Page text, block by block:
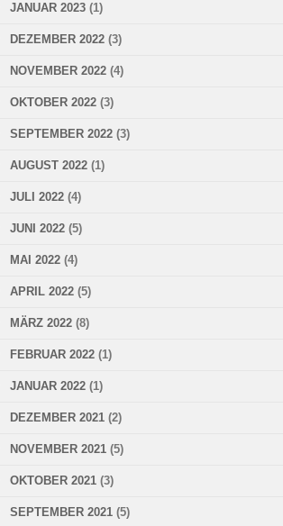
JANUAR 2023 (1)
DEZEMBER 2022 (3)
NOVEMBER 2022 (4)
OKTOBER 2022 (3)
SEPTEMBER 2022 (3)
AUGUST 2022 (1)
JULI 2022 (4)
JUNI 2022 (5)
MAI 2022 (4)
APRIL 2022 (5)
MÄRZ 2022 (8)
FEBRUAR 2022 (1)
JANUAR 2022 (1)
DEZEMBER 2021 (2)
NOVEMBER 2021 (5)
OKTOBER 2021 (3)
SEPTEMBER 2021 (5)